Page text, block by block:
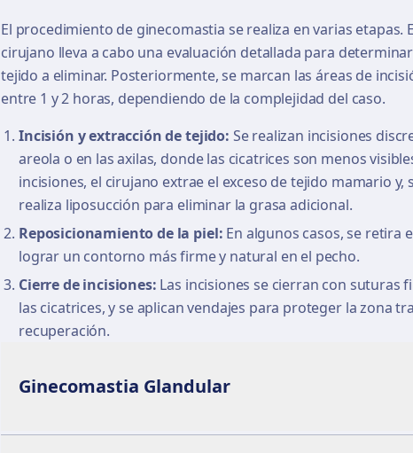
El procedimiento de ginecomastia se realiza en varias etapas.
cirujano lleva a cabo una evaluación detallada para
tejido a eliminar. Posteriormente, se marcan las áreas de
entre 1 y 2 horas, dependiendo de la complejidad del caso.
Incisión y extracción de tejido: Se realizan incisiones
areola o en las axilas, donde las cicatrices son menos
incisiones, el cirujano extrae el exceso de tejido mamario y,
realiza liposucción para eliminar la grasa adicional.
Reposicionamiento de la piel: En algunos casos, se retira
lograr un contorno más firme y natural en el pecho.
Cierre de incisiones: Las incisiones se cierran con suturas
las cicatrices, y se aplican vendajes para proteger la zona
recuperación.
Ginecomastia Glandular